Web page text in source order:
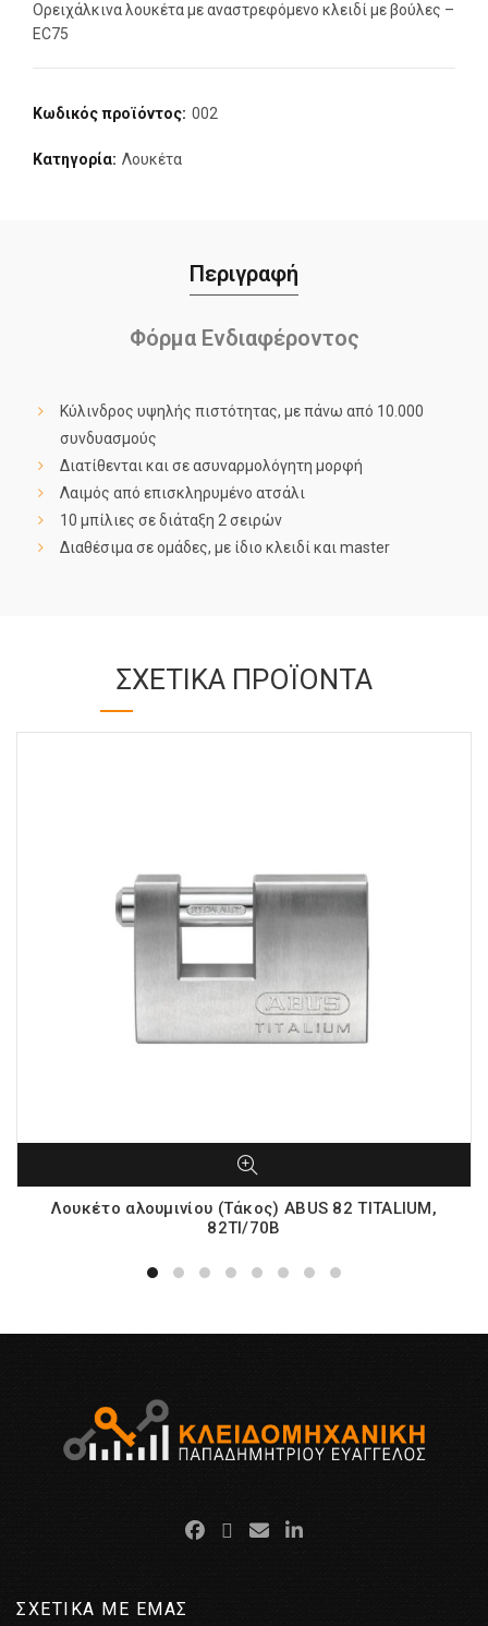
Ορειχάλκινα λουκέτα με αναστρεφόμενο κλειδί με βούλες –
EC75
Κωδικός προϊόντος: 002
Κατηγορία: Λουκέτα
Περιγραφή
Φόρμα Ενδιαφέροντος
Κύλινδρος υψηλής πιστότητας, με πάνω από 10.000
συνδυασμούς
Διατίθενται και σε ασυναρμολόγητη μορφή
Λαιμός από επισκληρυμένο ατσάλι
10 μπίλιες σε διάταξη 2 σειρών
Διαθέσιμα σε ομάδες, με ίδιο κλειδί και master
ΣΧΕΤΙΚΆ ΠΡΟΪΌΝΤΑ
Λουκέτο αλουμινίου (Τάκος) ABUS 82 TITALIUM,
82TI/70B
ΣΧΕΤΙΚΑ ΜΕ ΕΜΑΣ